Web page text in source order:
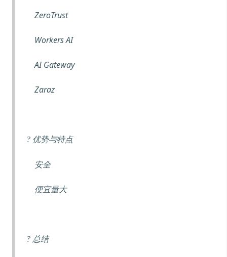
ZeroTrust
Workers AI
AI Gateway
Zaraz
?优势与特点
安全
便宜量大
?总结